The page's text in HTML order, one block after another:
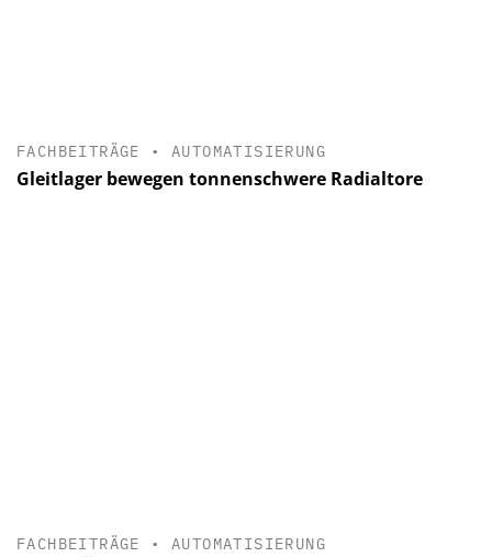
FACHBEITRÄGE •AUTOMATISIERUNG
Gleitlager bewegen tonnenschwere Radialtore
FACHBEITRÄGE • AUTOMATISIERUNG